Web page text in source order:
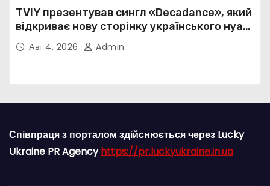
TVIY презентував сингл «Decadance», який
відкриває нову сторінку українського нуар-
попуАвг 4, 2026 Admin
Співпраця з порталом здійснюється через Lucky
Ukraine PR Agencyhttps://pr.luckyukraine.in.ua